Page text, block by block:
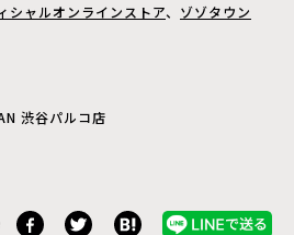
シャルオンラインストア、 ゾゾタウン
渋谷パルコ店